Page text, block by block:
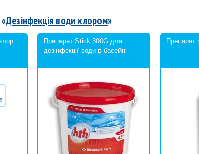
Дезінфекція води хлором»
Препарат Stick 300G для
дезінфекції води в басейні
Препарат